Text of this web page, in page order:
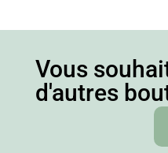
Vous
d'autres